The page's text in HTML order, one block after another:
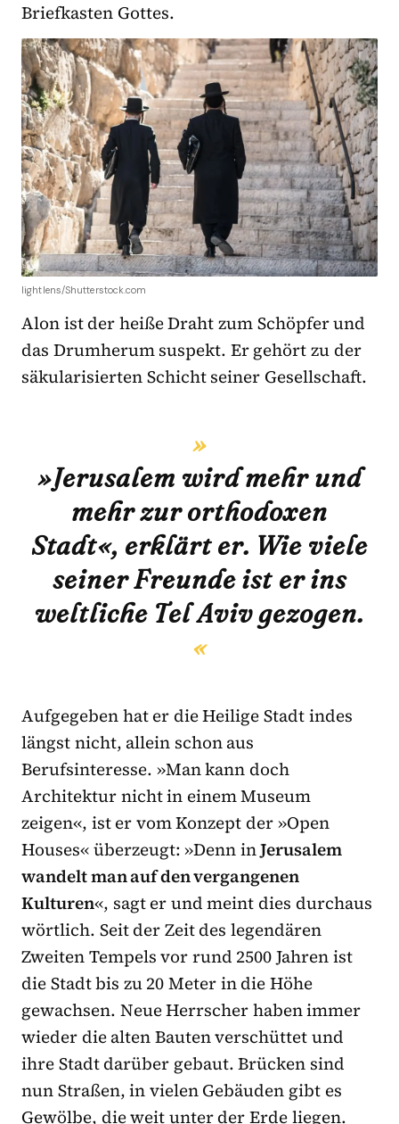
Briefkasten Gottes.
lightlens/Shutterstock.com
Alon ist der heiße Draht zum Schöpfer und
das Drumherum suspekt. Er gehört zu der
säkularisierten Schicht seiner Gesellschaft.
»Jerusalem wird mehr und
mehr zur orthodoxen
Stadt«, erklärt er. Wie viele
seiner Freunde ist er ins
weltliche Tel Aviv gezogen.
Aufgegeben hat er die Heilige Stadt indes
längst nicht, allein schon aus
Berufsinteresse. »Man kann doch
Architektur nicht in einem Museum
zeigen«, ist er vom Konzept der »Open
Houses« überzeugt: »Denn inJerusalem
wandelt man auf den vergangenen
Kulturen«, sagt er und meint dies durchaus
wörtlich. Seit der Zeit des legendären
Zweiten Tempels vor rund 2500 Jahren ist
die Stadt bis zu 20 Meter in die Höhe
gewachsen. Neue Herrscher haben immer
wieder die alten Bauten verschüttet und
ihre Stadt darüber gebaut. Brücken sind
nun Straßen, in vielen Gebäuden gibt es
Gewölbe, die weit unter der Erde liegen.